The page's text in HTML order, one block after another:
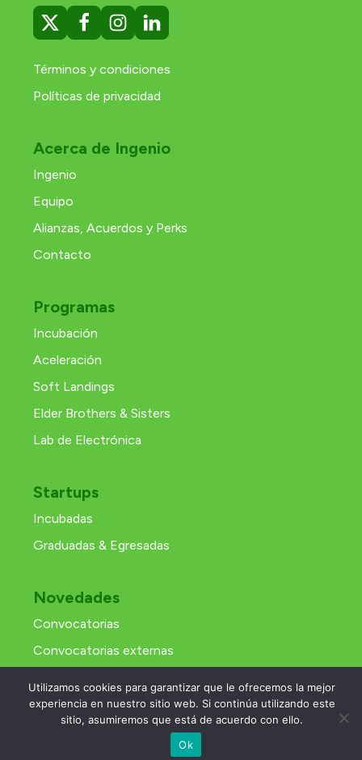
Términos y condiciones
Políticas de privacidad
Acerca de Ingenio
Ingenio
Equipo
Alianzas, Acuerdos y Perks
Contacto
Programas
Incubación
Aceleración
Soft Landings
Elder Brothers & Sisters
Lab de Electrónica
Startups
Incubadas
Graduadas & Egresadas
Novedades
Convocatorias
Convocatorias externas
Utilizamos cookies para garantizar que le ofrecemos la mejor
experiencia en nuestro sitio web. Si continúa utilizando este
sitio, asumiremos que está de acuerdo con ello.
Ok